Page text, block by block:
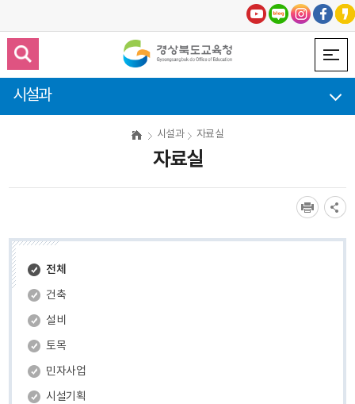
시설과
시설과 자료실
자료실
전체
건축
설비
토목
민자사업
시설기획